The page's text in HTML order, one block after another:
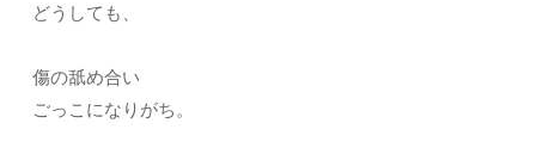
どうしても、
傷の舐め合い
ごっこになりがち。